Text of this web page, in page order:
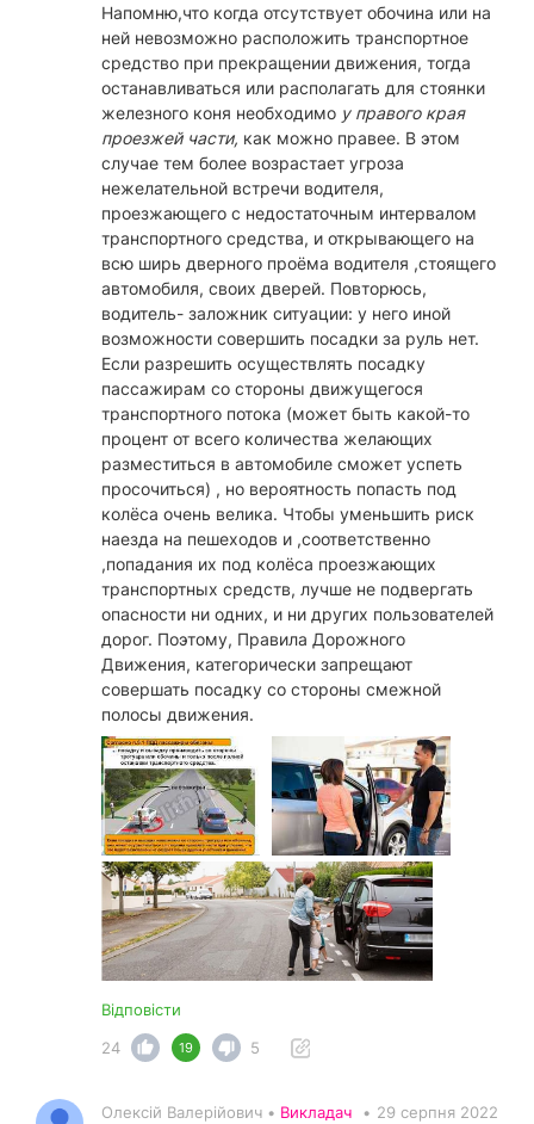
Напомню,что когда отсутствует обочина или на
ней невозможно расположить транспортное
средство при прекращении движения, тогда
останавливаться или располагать для стоянки
железного коня необходимо у правого края
проезжей части, как можно правее. В этом
случае тем более возрастает угроза
нежелательной встречи водителя,
проезжающего с недостаточным интервалом
транспортного средства, и открывающего на
всю ширь дверного проёма водителя ,стоящего
автомобиля, своих дверей. Повторюсь,
водитель- заложник ситуации: у него иной
возможности совершить посадки за руль нет.
Если разрешить осуществлять посадку
пассажирам со стороны движущегося
транспортного потока (может быть какой-то
процент от всего количества желающих
разместиться в автомобиле сможет успеть
просочиться) , но вероятность попасть под
колёса очень велика. Чтобы уменьшить риск
наезда на пешеходов и ,соответственно
,попадания их под колёса проезжающих
транспортных средств, лучше не подвергать
опасности ни одних, и ни других пользователей
дорог. Поэтому, Правила Дорожного
Движения, категорически запрещают
совершать посадку со стороны смежной
полосы движения.
Відповісти
24
19 5
Олексій Валерійович • Викладач • 29 серпня 2022